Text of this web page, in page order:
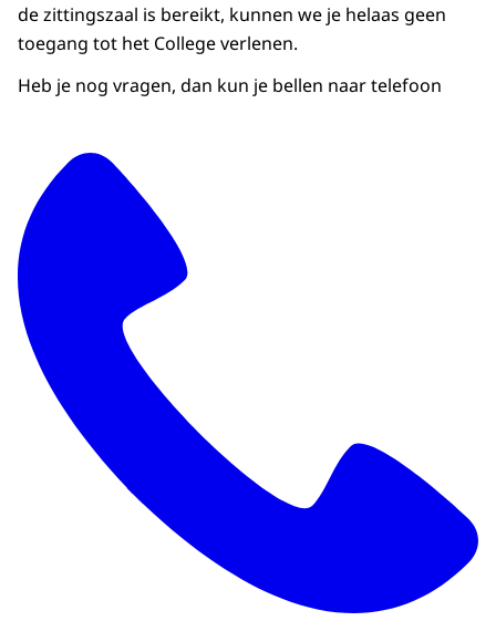
de zittingszaal is bereikt, kunnen we je helaas geen
toegang tot het College verlenen.
Heb je nog vragen, dan kun je bellen naar telefoon